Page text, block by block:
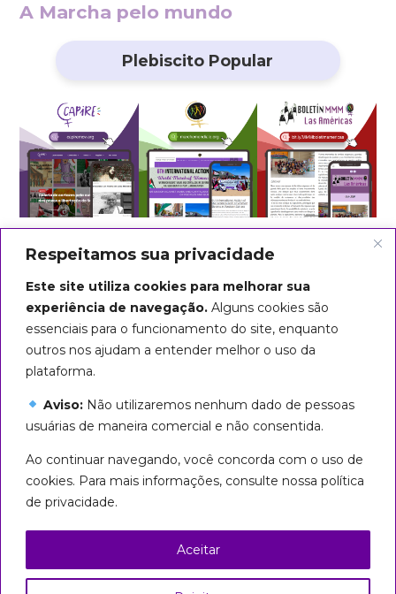
Respeitamos sua privacidade
Este site utiliza cookies para melhorar sua
experiência de navegação. Alguns cookies são
essenciais para o funcionamento do site, enquanto
outros nos ajudam a entender melhor o uso da
plataforma.
Aviso:Não utilizaremos nenhum dado de pessoas
usuárias de maneira comercial e não consentida.
Ao continuar navegando, você concorda com o uso de
cookies. Para mais informações, consulte nossa política
de privacidade.
Aceitar
A Marcha pelo mundo
Plebiscito Popular
Seguiremos em marcha até que
todas sejamos livres!
Creative Commons
Atribuição – Uso Não Comercial – Partilha nos
Mesmos Termos 3.0 Brasil